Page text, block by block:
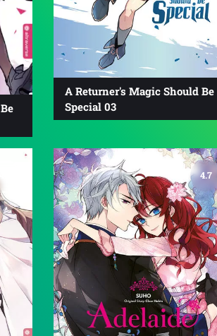
A Returner's Magic Should Be
Special 03
4.7